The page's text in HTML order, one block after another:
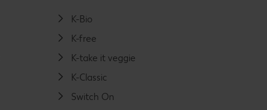
K-Bio
K-free
K-take it veggie
K-Classic
Switch On